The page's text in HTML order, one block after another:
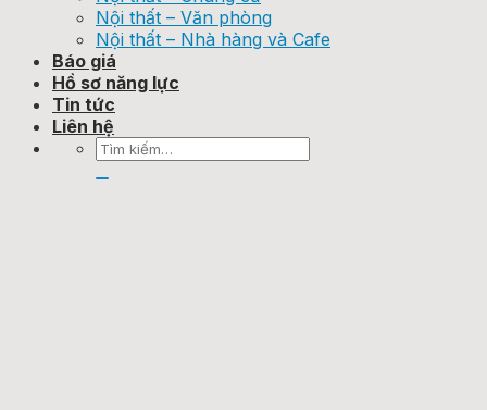
Nội thất – Văn phòng
Nội thất – Nhà hàng và Cafe
Báo giá
Hồ sơ năng lực
Tin tức
Liên hệ